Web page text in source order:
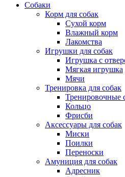
Собаки
Корм для собак
Сухой корм
Влажный корм
Лакомства
Игрушки для собак
Игрушка с
Мягкая игрушка
Мячи
Тренировка для собак
Тренировочные
Кольцо
Фрисби
Аксессуары для собак
Миски
Поилки
Переноски
Амуниция для собак
Адресник